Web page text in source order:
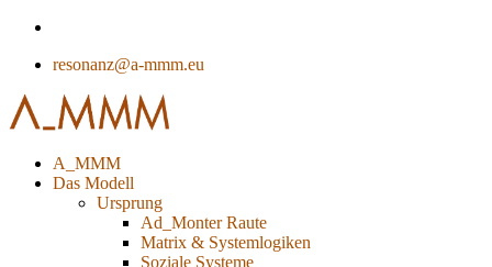
resonanz@a-mmm.eu
A_MMM
Das Modell
Ursprung
Ad_Monter Raute
Matrix & Systemlogiken
Soziale Systeme